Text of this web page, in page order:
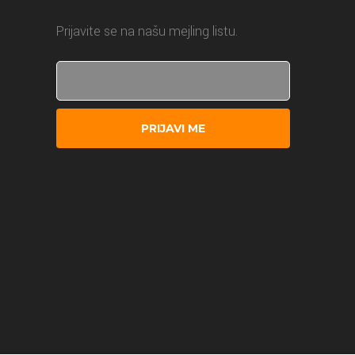
Prijavite se na našu mejling listu.
PRIJAVI ME